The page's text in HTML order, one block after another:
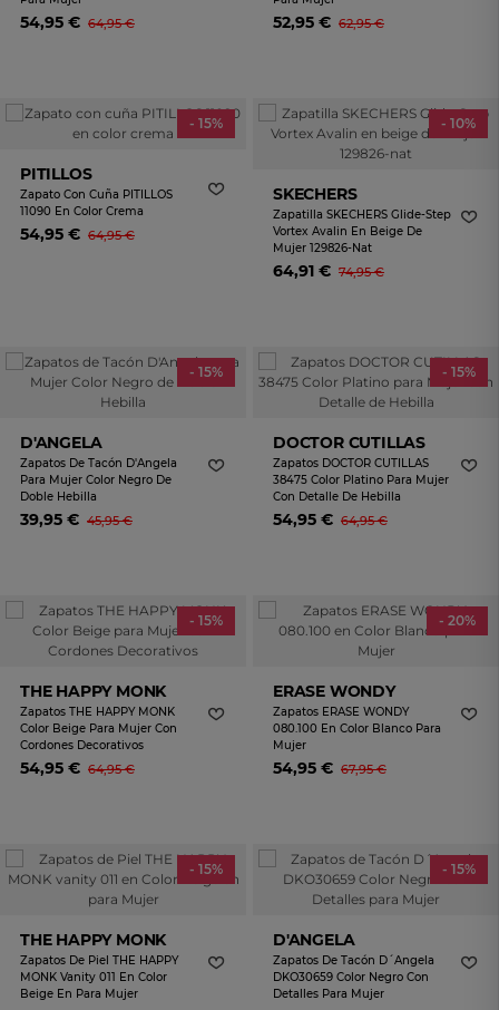
54,95 € 64,95 € 52,95 € 62,95 €
- 15%
PITILLOS
Zapato Con Cuña PITILLOS
11090 En Color Crema
54,95 € 64,95 €
- 10%
SKECHERS
Zapatilla SKECHERS Glide-Step
Vortex Avalin En Beige De
Mujer 129826-Nat
64,91 € 74,95 €
- 15%
D'ANGELA
Zapatos De Tacón D'Angela
Para Mujer Color Negro De
Doble Hebilla
39,95 € 45,95 €
- 15%
DOCTOR CUTILLAS
Zapatos DOCTOR CUTILLAS
38475 Color Platino Para Mujer
Con Detalle De Hebilla
54,95 € 64,95 €
- 15%
THE HAPPY MONK
Zapatos THE HAPPY MONK
Color Beige Para Mujer Con
Cordones Decorativos
54,95 € 64,95 €
- 20%
ERASE WONDY
Zapatos ERASE WONDY
080.100 En Color Blanco Para
Mujer
54,95 € 67,95 €
- 15%
THE HAPPY MONK
Zapatos De Piel THE HAPPY
MONK Vanity 011 En Color
Beige En Para Mujer
- 15%
D'ANGELA
Zapatos De Tacón D´Angela
DKO30659 Color Negro Con
Detalles Para Mujer